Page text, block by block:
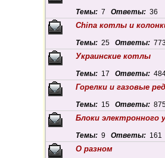
Темы: 7 Ответы: 36
China котлы и
Темы: 25 Ответы: 773
Украинские котлы
Темы: 17 Ответы:
Горелки и газовые
Темы: 15 Ответы:
Блоки электронного
Темы: 9 Ответы: 161
О разном